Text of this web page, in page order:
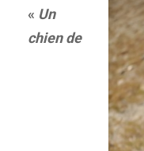
« Un
chien de